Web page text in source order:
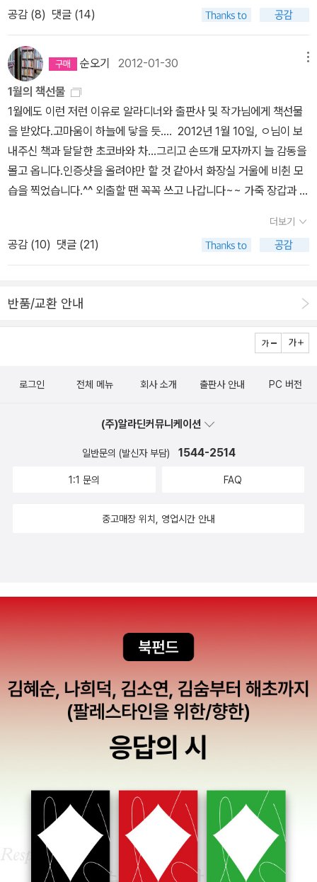
은 남자를 만나 두아이를 낳아 잘 사는 것처럼 수니도 지금처럼 당당
야 ..... 힘내라 수니 ! 하이팅
게! 그리고, 딥따 혼났
다 -초록 바이러스,
11쪽, 2010년, 푸른책들- 8월 13일 이병승 작가 초청 강연 - 작가와
의 만남에서 이 시를 시인의 목소리로 들었다.강연을 앞두고 전작 읽
기에 도전해 안 읽었던 책 중에 딱 한 권 빼고 다 읽었는데작가님이 질
의응답 중에 '시 쓰고 혼났다' 는 시를 인용하셔서 <초록 바이러스>에
실린 페이지를 펼쳐 드리고 시인의 목소리로 들려달라 요청했더니'와
아~ 제 책을 저보다 잘 압니다!' 하면서 살짝 감동하셨다. 다시 읽은
보람이 있었다는 자뻑! ㅋㅋ일기 쓰기 싫은 아이들 마음이 고스란히
담겨 공감하고 감정이입이 되는 시였다.^^ '판타지 <잊지마 살곳미
로> 를 중심으로 진짜 어른이 된다는 것'을 주제로 작가님 작품 속 '선
과 악' 캐릭터 이야기에 빨려들며 50분 강연이 후딱 지났다. 나이
요?' --6*년생이니까 4*살 '책 쓰는데 안 힘들어요?' --책을 엉덩
릴 때 내가 무얼 했지? 중고등 학교 때는? 어릴 적 생각을 많이 한
다.'어릴 때 꿈은 뭐였어요?' --로봇 조종사가 되고 싶었는데 자주 바
뀌었다. '한 달 수입은 얼마나 돼요?' --한 달 단위로 말할 순 없고, 연
가가 됐어요?' --학교 때 선생님이 '너 작가 되면 좋겠다'고 하셔서
뽑으라면 '잊지 마, 살곳미로'! '추천하고 싶은 책은요?'--다 추천하고
싶지만, 3~4학년에겐 '난 너무 잘났어' '애정이 가는 작품은?' --청
ㅋㅋㅋ '진짜 어른은 어떤 사람이예요?' --두려움에 지지 않는 사
쓰라고 권유했다. '글 쓸때 주제를 먼저 생각하나, 글감을 먼저 생각하
그랬다는 말은 무슨 의미인가?' --아이들이 이해할 수 있는 쉬운 말
로 깊은 메세지를 전하기 때문에 어려운 말로 멋지게 쓸려고 폼잡지
꼬부기는 한 달 정도 걸렸고, 케이스 바이 케이스!! '일찍 결혼했는데
배우자 선택의 기준은?' --문학적인 대화가 통하는 사람, 글쓰다 포기
한 사람이면 좋겠다 생각했는데, 글을 쓰다 포기한 사람은 아니다.^
^ 어른들은 궁금해도 물어보지 못하는 것들을 아이들은 거침없이 질
습이 투사된 듯...^^이병승 작가님 책 18권을 읽었는데, 읽기 좋은 나
이대로 분류하자면 그림책 <내가 아빠고 아빠가 나라면>은 유치부
또래부터 볼 수 있고 초등저학년들은 초등고학년들은 청소년
이상 어른들이 보면 좋을 책들 강연회와 그 이후가 궁금하다
면...... 아래 접힌 부분 클릭! 접힌 부분 펼치기 ▼ 주민센터 입구 게
공감 (8) 댓글 (14)
순오기 2012-01-30
1월의 책선물
1월에도 이런 저런 이유로 알라디너와 출판사 및 작가님에게 책선물
을 받았다.고마움이 하늘에 닿을 듯.... 2012년 1월 10일, ㅇ님이 보
내주신 책과 달달한 초코바와 차...그리고 손뜨개 모자까지 늘 감동을
몰고 옵니다.인증샷을 올려야만 할 것 같아서 화장실 거울에 비췬 모
습을 찍었습니다.^^ 외출할 땐 꼭꼭 쓰고 나갑니다~~ 가죽 장갑과 세
하루에 많은 분량을 보기는 어려워, 한두편씩 읽어가는데 이제 거의
다 읽었다. 그 다음엔 <꽃으로 말해줘>를 읽을 생각이고....
2011년 결산 댓글 Top5 릴레이 이벤트 바톤을 받아준 프레이
는 못했는데, 독서회 토론도서로 선정해 회원들과 같이 읽으면 좋겠
저자가 인용한 이 말 때문에라도...^^ 우리가 읽는 책이 우리 머리를
가 그 책을 읽는 거지? 책이란 무릇, 우리 안에 있는 꽁꽁 얼어버린 바
카, 『변신』 중에서 알라딘 책소개~ 무엇보다 저자는 많이 읽는 것이
중요한 것이 아니라 한 권의 책을 읽더라도 깊이 있게 읽으라 말한다.
좋은 책이라면 여러 번 읽고, 감동을 준 문장들을 하나하나 밑줄을 치
들을 깊이 있게 들여다 봄으로써 '보는 눈'을 가지게 되고 사고의 확장
틀에 박혀 있지 않은 기발한 소재와 청소년의 감성이 생생하게 살아
있는 작품들로 베스트셀러 작가의 반열에 올랐고, ‘전미도서관협
회’의 청소년을 위한 추천 도서에 많은 작품이 선정되어 주목할만한
궁금했는데, 수능 끝나고 띵가띵가 놀며 컴퓨터 게임만 하던 아들 손
에 잡혔다.알라딘 책소개~ 자유를 향한 그림자 아이들의 희망과 이들
묘사, 그리고 인구 경찰에게 쫓기는 아이들의 긴장감 넘치는 모습과
자유를 향한 투쟁과 용기는 재미와 함께 감동을 전해준다. 식량난을
이유로 셋째 아이가 금지된 세상에서 셋째로 태어난 아이들은 친구를
만들 수도, 학교에 갈 수도 없다. 늘 숨어 지내던 루크는 어느 날 이웃
더보기
공감 (10) 댓글 (21)
반품/교환 안내
로그인 전체 메뉴 회사 소개 출판사 안내 PC 버전
(주)알라딘커뮤니케이션
일반문의 (발신자 부담) 1544-2514
1:1 문의 FAQ
중고매장 위치, 영업시간 안내